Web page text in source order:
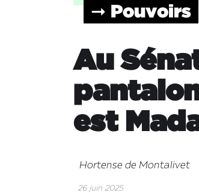
➞ Pouvoirs
Au
est
Hortense de Montalivet
26 juin 2025